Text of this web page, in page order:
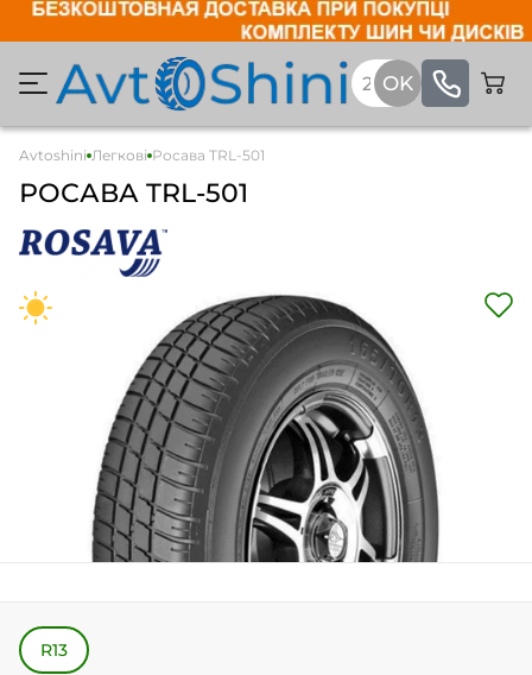
Avtoshini Легкові Росава TRL-501
РОСАВА TRL-501
R13